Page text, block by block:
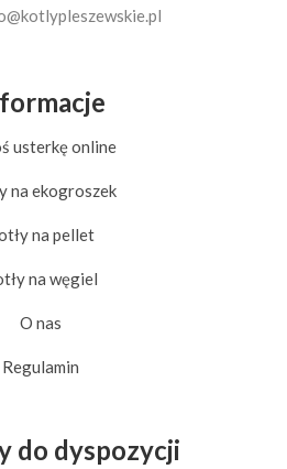
usterkę online
na ekogroszek
na pellet
na węgiel
O nas
Regulamin
do dyspozycji